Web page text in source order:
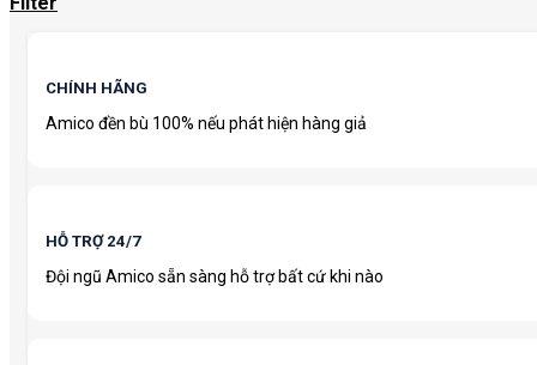
CHÍNH HÃNG
Amico đền bù 100% nếu phát hiện hàng giả
HỖ TRỢ 24/7
Đội ngũ Amico sẵn sàng hỗ trợ bất cứ khi nào